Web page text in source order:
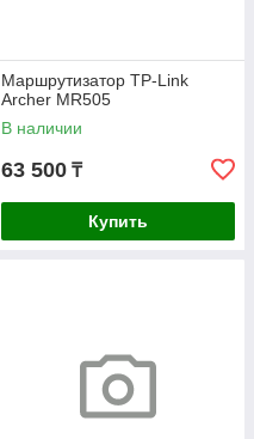
Маршрутизатор TP-Link
Archer MR505
В наличии
63 500 ₸
Купить